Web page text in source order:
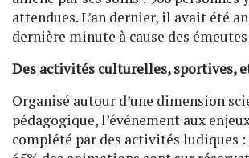
attendues. L’an dernier, il avait été
dernière minute à cause des
Des activités culturelles, sportives,
Organisé autour d’une dimension
pédagogique, l’événement aux
complété par des activités ludiques